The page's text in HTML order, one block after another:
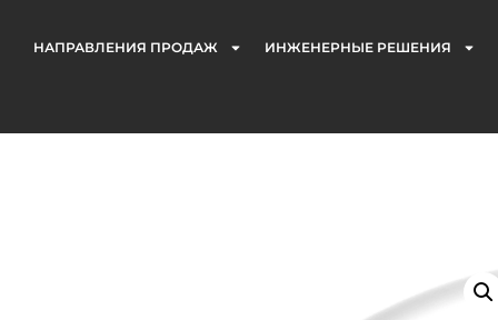
НАПРАВЛЕНИЯ ПРОДАЖ ИНЖЕНЕРНЫЕ РЕШЕНИЯ